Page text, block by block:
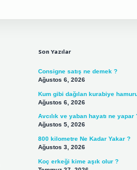
Son Yazılar
Consigne satış ne demek ?
Ağustos 6, 2026
Kum gibi dağılan kurabiye
Ağustos 6, 2026
Avcılık ve yaban hayatı ne yapar
Ağustos 5, 2026
800 kilometre Ne Kadar Yakar ?
Ağustos 3, 2026
Koç erkeği kime aşık olur ?